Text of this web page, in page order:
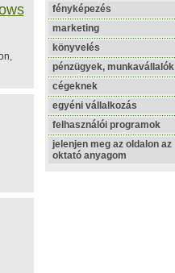
fényképezés
marketing
könyvelés
pénzügyek, munkavállalók
cégeknek
egyéni vállalkozás
felhasználói programok
jelenjen meg az oldalon az
oktató anyagom